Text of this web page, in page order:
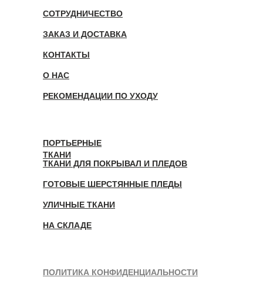
СОТРУДНИЧЕСТВО
ЗАКАЗ И ДОСТАВКА
КОНТАКТЫ
О НАС
ПОЛИТИКА КОНФИДЕНЦИАЛЬНОСТИ
ПОРТЬЕРНЫЕ
ТКАНИ
ТКАНИ ДЛЯ ПОКРЫВАЛ И ПЛЕДОВ
ГОТОВЫЕ ШЕРСТЯННЫЕ ПЛЕДЫ
УЛИЧНЫЕ ТКАНИ
НА СКЛАДЕ
РЕКОМЕНДАЦИИ ПО УХОДУ